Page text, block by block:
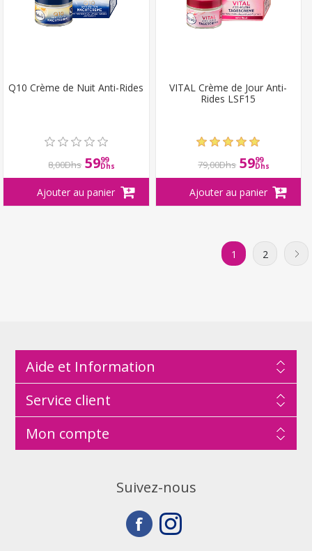
Q10 Crème de Nuit Anti-Rides
8,00Dhs 5999
Dhs
VITAL Crème de Jour Anti-
Rides LSF15
79,00Dhs 5999
Dhs
1 2
Aide et Information
Service client
Mon compte
Suivez-nous